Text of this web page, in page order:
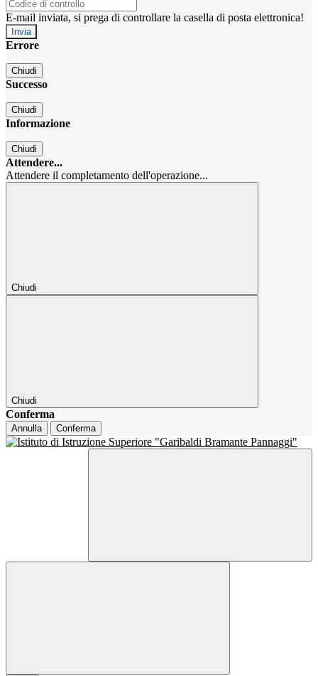
E-mail inviata, si prega di controllare la casella di posta elettronica!
Errore
Chiudi
Successo
Chiudi
Informazione
Chiudi
Attendere...
Attendere il completamento dell'operazione...
Chiudi
Chiudi
Conferma
Annulla Conferma